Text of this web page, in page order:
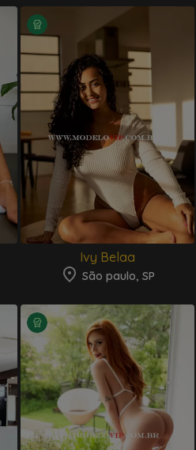
Ivy Belaa
São paulo, SP